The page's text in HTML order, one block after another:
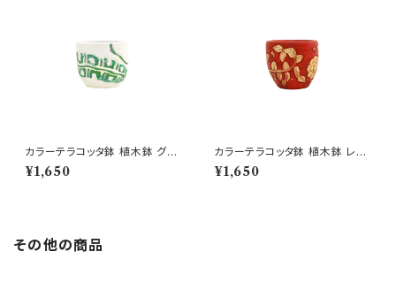
カラーテラコッタ鉢 植木鉢 グリ
¥1,650
カラーテラコッタ鉢 植木鉢 レッ
ドSSS 4号 おしゃれ
¥1,650
その他の商品